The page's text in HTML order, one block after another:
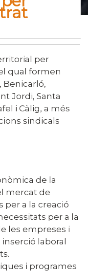
Maestrat Litoral
per
qual formen
Benicarló,
Jordi, Santa
i Càlig, a més
sindicals
de la
mercat de
per a la creació
per a la
les empreses i
laboral
i programes